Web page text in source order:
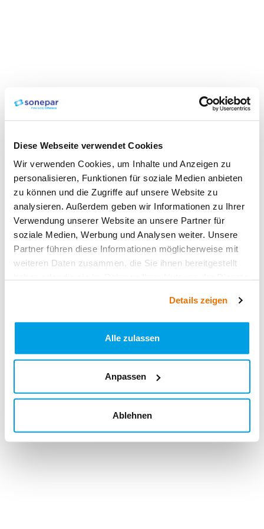
Diese Webseite verwendet Cookies
Wir verwenden Cookies, um Inhalte und Anzeigen zu
personalisieren, Funktionen für soziale Medien anbieten
zu können und die Zugriffe auf unsere Website zu
analysieren. Außerdem geben wir Informationen zu Ihrer
Verwendung unserer Website an unsere Partner für
soziale Medien, Werbung und Analysen weiter. Unsere
Partner führen diese Informationen möglicherweise mit
weiteren Daten zusammen, die Sie ihnen bereitgestellt
Details zeigen
Alle zulassen
Anpassen
Ablehnen